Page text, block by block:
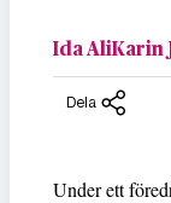
Ida AliKarin
Dela
Under ett